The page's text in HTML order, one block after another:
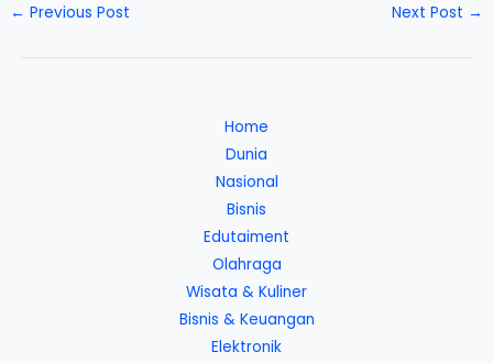
← Previous Post Next Post →
Home
Dunia
Nasional
Bisnis
Edutaiment
Olahraga
Wisata & Kuliner
Bisnis & Keuangan
Elektronik